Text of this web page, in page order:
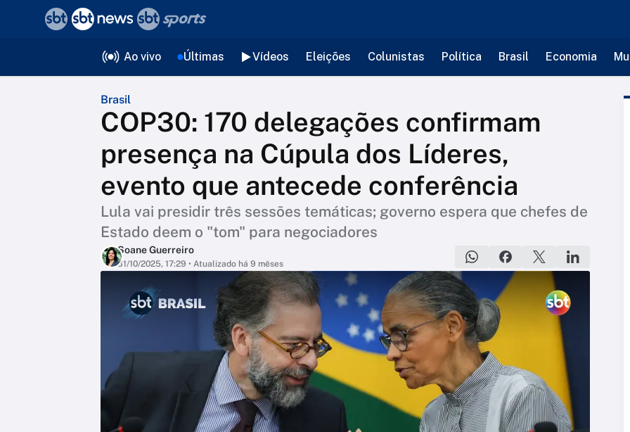
Ao vivo Últimas Vídeos Eleições Colunistas Política Brasil Economia
Brasil
COP30: 170 delegações confirmam
presença na Cúpula dos Líderes,
evento que antecede conferência
Lula vai presidir três sessões temáticas; governo espera que chefes de
Estado deem o "tom" para negociadores
Soane Guerreiro
31/10/2025, 17:29 • Atualizado há 9 mêses
voltar
Editorias